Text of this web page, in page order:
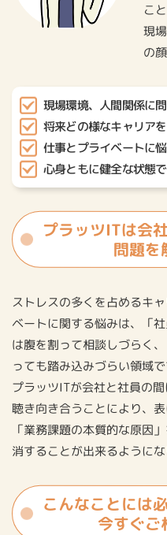
こ
現
の
現場環境、⼈間関係に
将来どの様なキャリア
仕事とプライベートに
⼼⾝ともに健全な状態
プラッツITは会
問題を
ストレスの多くを占めるキ
ベートに関する悩みは、「
は腹を割って相談しづらく
っても踏み込みづらい領域で
プラッツITが会社と社員の
聴き向き合うことにより、
「業務課題の本質的な原因
消することが出来るようにな
こんなことには
今すぐご